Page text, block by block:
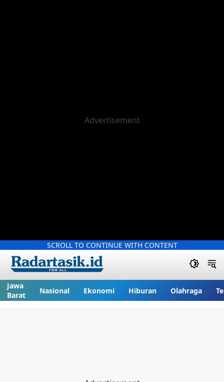
SCROLL TO CONTINUE WITH CONTENT
Jawa
Barat
Nasional Ekonomi Hiburan Olahraga